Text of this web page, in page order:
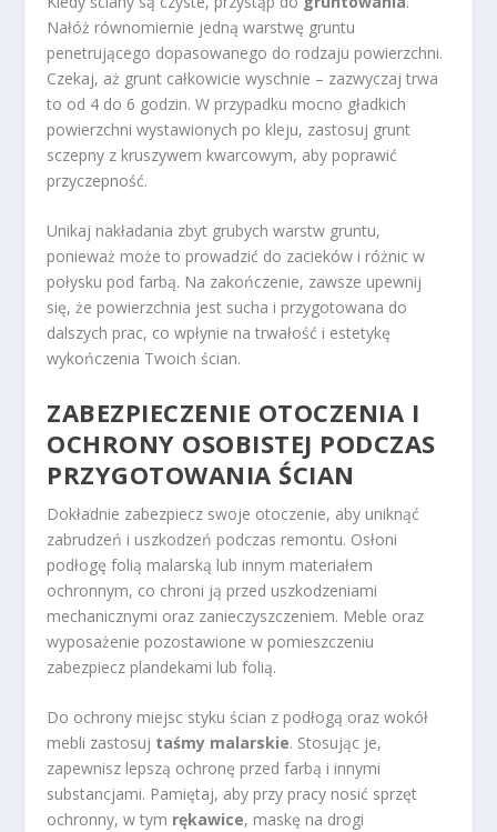
Nałóż równomiernie jedną warstwę gruntu
penetrującego dopasowanego do rodzaju powierzchni.
Czekaj, aż grunt całkowicie wyschnie – zazwyczaj trwa
to od 4 do 6 godzin. W przypadku mocno gładkich
powierzchni wystawionych po kleju, zastosuj grunt
sczepny z kruszywem kwarcowym, aby poprawić
przyczepność.
Unikaj nakładania zbyt grubych warstw gruntu,
ponieważ może to prowadzić do zacieków i różnic w
połysku pod farbą. Na zakończenie, zawsze upewnij
się, że powierzchnia jest sucha i przygotowana do
dalszych prac, co wpłynie na trwałość i estetykę
wykończenia Twoich ścian.
ZABEZPIECZENIE OTOCZENIA I
OCHRONY OSOBISTEJ PODCZAS
PRZYGOTOWANIA ŚCIAN
Dokładnie zabezpiecz swoje otoczenie, aby uniknąć
zabrudzeń i uszkodzeń podczas remontu. Osłoni
podłogę folią malarską lub innym materiałem
ochronnym, co chroni ją przed uszkodzeniami
mechanicznymi oraz zanieczyszczeniem. Meble oraz
wyposażenie pozostawione w pomieszczeniu
zabezpiecz plandekami lub folią.
Do ochrony miejsc styku ścian z podłogą oraz wokół
mebli zastosuj taśmy malarskie. Stosując je,
zapewnisz lepszą ochronę przed farbą i innymi
substancjami. Pamiętaj, aby przy pracy nosić sprzęt
ochronny, w tym rękawice, maskę na drogi